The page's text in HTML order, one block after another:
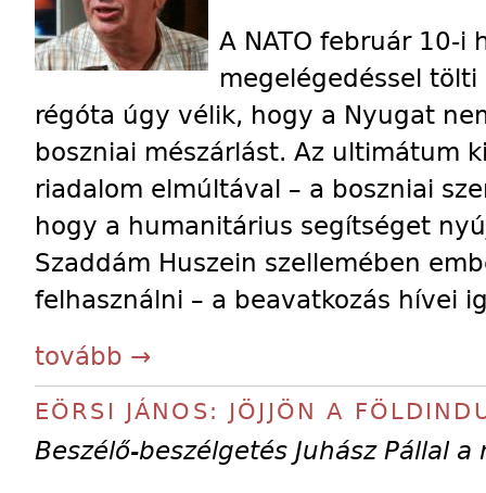
A NATO február 10-i
megelégedéssel
régóta úgy vélik, hogy a Nyugat
boszniai mészárlást. Az ultimátum
riadalom elmúltával – a boszniai
hogy a humanitárius segítséget
Szaddám Huszein szellemében
felhasználni – a beavatkozás hívei
tovább →
EÖRSI JÁNOS: JÖJJÖN A
Beszélő-beszélgetés Juhász Pállal